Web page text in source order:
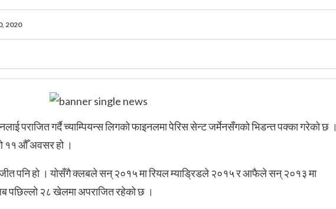
2020
पराजित गर्दै च्याम्पियन्स लिगको फाइनलमा पेरिस सेन्ट जर्मेनसँगको भिडन्त पक्का गरेको छ ।
११ औँ अवसर हो ।
जीत पनि हो । योसँगै क्लबले सन् २०१५ मा रियल म्याड्रिडले २०१५ र आफैले सन् २०१३ मा
पछिल्लो २८ खेलमा अपराजित रहेको छ ।